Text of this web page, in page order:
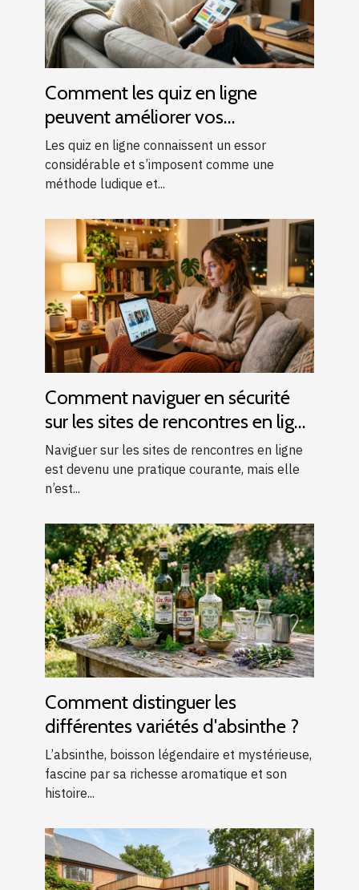
Comment les quiz en ligne
peuvent améliorer vos
connaissances générales ?
Les quiz en ligne connaissent un essor
considérable et s’imposent comme une
méthode ludique et...
Comment naviguer en sécurité
sur les sites de rencontres en ligne
?
Naviguer sur les sites de rencontres en ligne
est devenu une pratique courante, mais elle
n’est...
Comment distinguer les
différentes variétés d'absinthe ?
L’absinthe, boisson légendaire et mystérieuse,
fascine par sa richesse aromatique et son
histoire...